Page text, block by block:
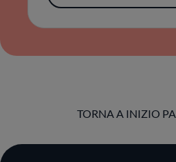
TORNA A INIZIO